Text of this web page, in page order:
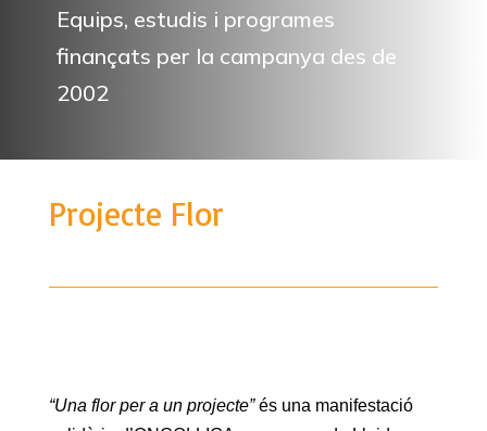
Equips, estudis i programes
finançats per la campanya des de
2002
Projecte Flor
“Una flor per a un projecte”és una manifestació